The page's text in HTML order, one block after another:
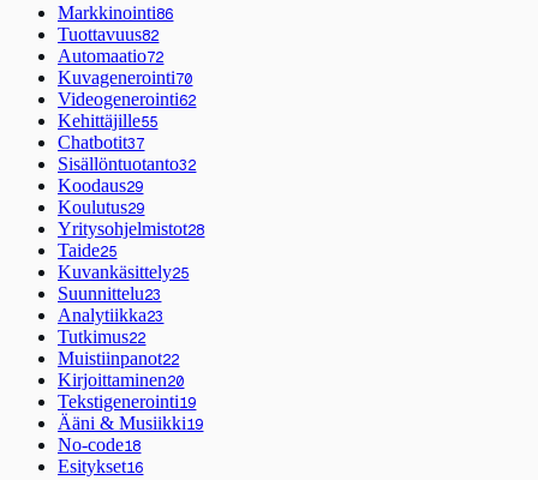
Markkinointi86
Tuottavuus82
Automaatio72
Kuvagenerointi70
Videogenerointi62
Kehittäjille55
Chatbotit37
Sisällöntuotanto32
Koodaus29
Koulutus29
Yritysohjelmistot28
Taide25
Kuvankäsittely25
Suunnittelu23
Analytiikka23
Tutkimus22
Muistiinpanot22
Kirjoittaminen20
Tekstigenerointi19
Ääni & Musiikki19
No-code18
Esitykset16